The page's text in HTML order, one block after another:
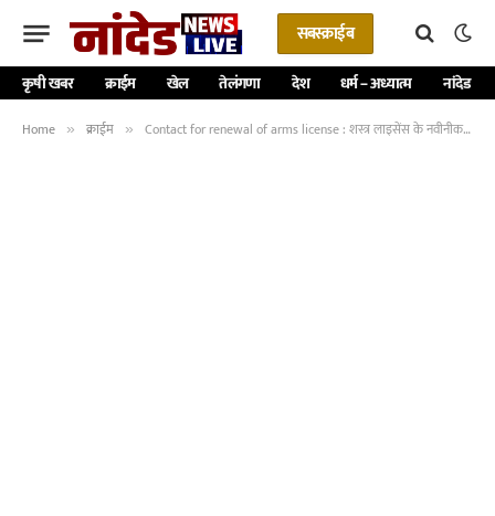
सबस्क्राईब
कृषी खबर क्राईम खेल तेलंगणा देश धर्म – अध्यात्म नांदेड
Home » क्राईम » Contact for renewal of arms license : शस्त्र लाइसेंस के नवीनीकरण के लिए संपर्क करें -NNL